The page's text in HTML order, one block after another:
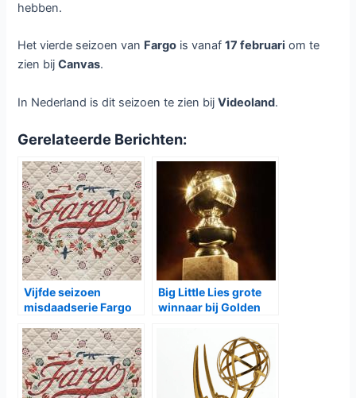
hebben.
Het vierde seizoen van Fargo is vanaf17 februari om te
zien bijCanvas.
In Nederland is dit seizoen te zien bijVideoland.
Gerelateerde Berichten:
Vijfde seizoen
misdaadserie Fargo
Big Little Lies grote
winnaar bij Golden